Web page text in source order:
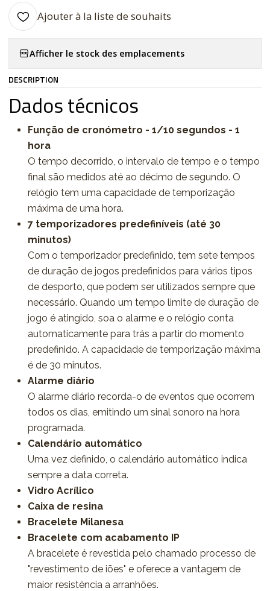
Ajouter à la liste de souhaits
Afficher le stock des emplacements
DESCRIPTION
Dados técnicos
Função de cronómetro - 1/10 segundos - 1
hora
O tempo decorrido, o intervalo de tempo e o tempo
final são medidos até ao décimo de segundo. O
relógio tem uma capacidade de temporização
máxima de uma hora.
7 temporizadores predefiníveis (até 30
minutos)
Com o temporizador predefinido, tem sete tempos
de duração de jogos predefinidos para vários tipos
de desporto, que podem ser utilizados sempre que
necessário. Quando um tempo limite de duração de
jogo é atingido, soa o alarme e o relógio conta
automaticamente para trás a partir do momento
predefinido. A capacidade de temporização máxima
é de 30 minutos.
Alarme diário
O alarme diário recorda-o de eventos que ocorrem
todos os dias, emitindo um sinal sonoro na hora
programada.
Calendário automático
Uma vez definido, o calendário automático indica
sempre a data correta.
Vidro Acrílico
Caixa de resina
Bracelete Milanesa
Bracelete com acabamento IP
A bracelete é revestida pelo chamado processo de
"revestimento de iões" e oferece a vantagem de
maior resistência a arranhões.